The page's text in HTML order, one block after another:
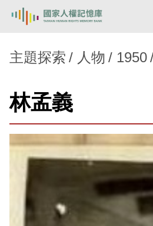
新生訓導處
主題探索
背景知識
關於我們
意見信箱
主題探索 人物 1950
林孟義